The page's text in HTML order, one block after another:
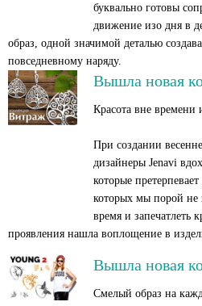
буквально готовы
движение изо дня в
образ, одной значимой деталью
повседневному наряду.
Вышла новая
Красота вне времени
При создании
дизайнеры Jenavi
которые
которых мы порой не
время и запечатлеть
проявления нашла воплощение в
Вышла новая
Смелый образ на